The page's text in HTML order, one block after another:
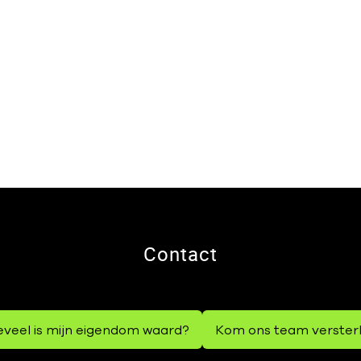
Contact
is mijn eigendom waard? Kom ons team